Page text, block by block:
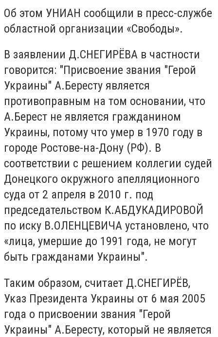
Об этом УНИАН сообщили в пресс-службе
областной организации «Свободы».
В заявлении Д.СНЕГИРЁВА в частности
говорится: "Присвоение звания "Герой
Украины" А.Бересту является
противоправным на том основании, что
А.Берест не является гражданином
Украины, потому что умер в 1970 году в
городе Ростове-на-Дону (РФ). В
соответствии с решением коллегии судей
Донецкого окружного апелляционного
суда от 2 апреля в 2010 г. под
председательством К.АБДУКАДИРОВОЙ
по иску В.ОЛЕНЦЕВИЧА установлено, что
«лица, умершие до 1991 года, не могут
быть гражданами Украины".
Таким образом, считает Д.СНЕГИРЁВ,
Указ Президента Украины от 6 мая 2005
года о присвоении звания "Герой
Украины" А.Бересту, который не является